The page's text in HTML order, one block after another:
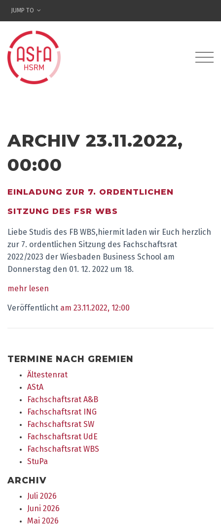
JUMP TO
ARCHIV 23.11.2022,
00:00
EINLADUNG ZUR 7. ORDENTLICHEN
SITZUNG DES FSR WBS
Liebe Studis des FB WBS,hiermit laden wir Euch herzlich
zur 7. ordentlichen Sitzung des Fachschaftsrat
2022/2023 der Wiesbaden Business School am
Donnerstag den 01. 12. 2022 um 18.
mehr lesen
Veröffentlicht am 23.11.2022, 12:00
TERMINE NACH GREMIEN
Ältestenrat
AStA
Fachschaftsrat A&B
Fachschaftsrat ING
Fachschaftsrat SW
Fachschaftsrat UdE
Fachschaftsrat WBS
StuPa
ARCHIV
Juli 2026
Juni 2026
Mai 2026